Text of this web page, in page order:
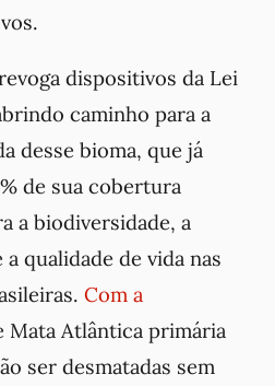
dispositivos da Lei
caminho para a
desse bioma, que já
de sua cobertura
a biodiversidade, a
qualidade de vida nas
Com a
Mata Atlântica primária
ser desmatadas sem